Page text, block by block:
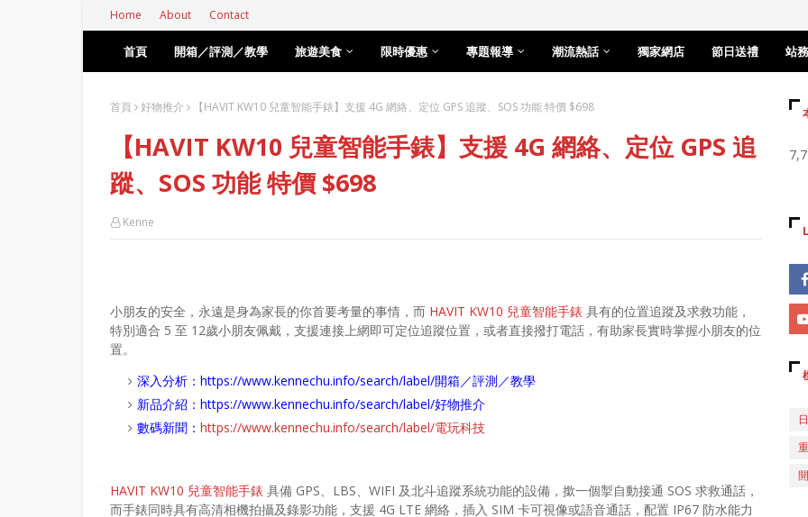
Home About Contact
首頁 開箱／評測／教學 旅遊美食 限時優惠 專題報導 潮流熱話 獨家網店 節日送禮 站
首頁 好物推介 【HAVIT KW10 兒童智能手錶】支援 4G 網絡、定位 GPS 追蹤、SOS 功能 特價 $698
【HAVIT KW10 兒童智能手錶】支援 4G 網絡、定位 GPS 追
蹤、SOS 功能 特價 $698
Kenne
小朋友的安全，永遠是身為家長的你首要考量的事情，而 HAVIT KW10 兒童智能手錶 具有的位置追蹤及求救功能，
特別適合 5 至 12歲小朋友佩戴，支援連接上網即可定位追蹤位置，或者直接撥打電話，有助家長實時掌握小朋友的位
置。
深入分析： https://www.kennechu.info/search/label/開箱／評測／教學
新品介紹： https://www.kennechu.info/search/label/好物推介
數碼新聞： https://www.kennechu.info/search/label/電玩科技
HAVIT KW10 兒童智能手錶 具備 GPS、LBS、WIFI 及北斗追蹤系統功能的設備，撳一個掣自動接通 SOS 求救通話，
而手錶同時具有高清相機拍攝及錄影功能，支援 4G LTE 網絡，插入 SIM 卡可視像或語音通話，配置 IP67 防水能力